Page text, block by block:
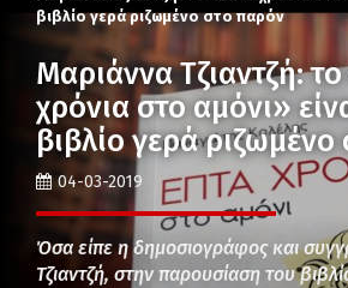
βιβλίο γερά ριζωμένο στο παρόν
Μαριάννα Τζιαντζή:
χρόνια στο αμόνι»
βιβλίο γερά
04-03-2019
Όσα είπε η δημοσιογράφος και
Τζιαντζή, στην παρουσίαση του